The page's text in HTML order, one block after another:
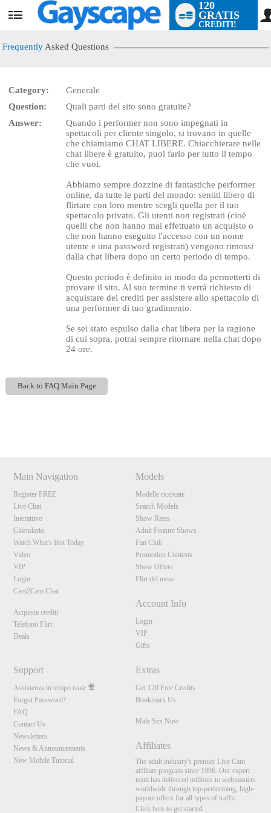
User
120
GRATIS
CREDITI!
Frequently Asked Questions
Category:
Generale
Question:
Quali parti del sito sono gratuite?
Answer:
Quando i performer non sono impegnati in
spettacoli per cliente singolo, si trovano in quelle
che chiamiamo CHAT LIBERE. Chiacchierare nelle
chat libere è gratuito, puoi farlo per tutto il tempo
che vuoi.
Abbiamo sempre dozzine di fantastiche performer
online, da tutte le parti del mondo: sentiti libero di
flirtare con loro mentre scegli quella per il tuo
spettacolo privato. Gli utenti non registrati (cioè
quelli che non hanno mai effettuato un acquisto o
che non hanno eseguito l'accesso con un nome
utente e una password registrati) vengono rimossi
dalla chat libera dopo un certo periodo di tempo.
Questo periodo è definito in modo da permetterti di
provare il sito. Al suo termine ti verrà richiesto di
acquistare dei crediti per assistere allo spettacolo di
una performer di tuo gradimento.
Se sei stato espulso dalla chat libera per la ragione
di cui sopra, potrai sempre ritornare nella chat dopo
24 ore.
Back to FAQ Main Page
Main Navigation
Register FREE
Live Chat
Interattivo
Calendario
Watch What's Hot Today
Video
VIP
Login
Cam2Cam Chat
Acquista crediti
Telefono Flirt
Deals
Models
Modelle ricercate
Search Models
Show Rates
Adult Feature Shows
Fan Club
Promotion Contests
Show Offers
Flirt del mese
Account Info
Login
VIP
Gifts
Support
Assistenza in tempo reale
Forgot Password?
FAQ
Contact Us
Newsletters
News & Announcements
New Mobile Tutorial
Extras
Get 120 Free Credits
Bookmark Us
Male Sex Now
Affiliates
The adult industry's premier Live Cam
affiliate program since 1996. Our expert
team has delivered millions to webmasters
worldwide through top-performing, high-
payout offers for all types of traffic.
Click here to get started
LIMITED TIME OFFER!
F
R
E
E
C
R
E
DI
T
S